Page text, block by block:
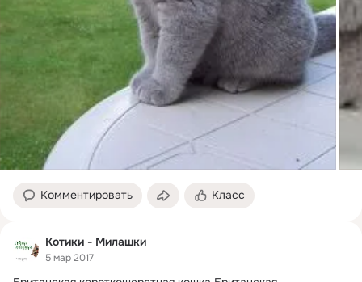
Комментировать Класс
Котики - Милашки
5 мар 2017